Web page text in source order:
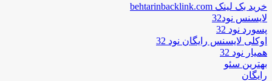
خرید بک لینک behtarinbacklink.com
لایسنس نود32
پسورد نود 32
اوکلی لایسنس رایگان نود 32
همیار نود 32
بهترین سئو
رایگان